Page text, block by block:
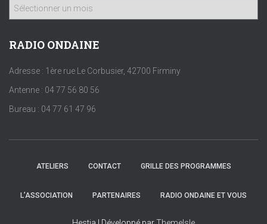
h
v
s
RADIO ONDAINE
Adresse : 1ère rue Le Corbusier, 42700 Firminy
Antenne : 04 77 56 80 56
Bureau : 04 77 61 47 96
ATELIERS CONTACT GRILLE DES PROGRAMMES
L’ASSOCIATION PARTENAIRES RADIO ONDAINE ET VOUS